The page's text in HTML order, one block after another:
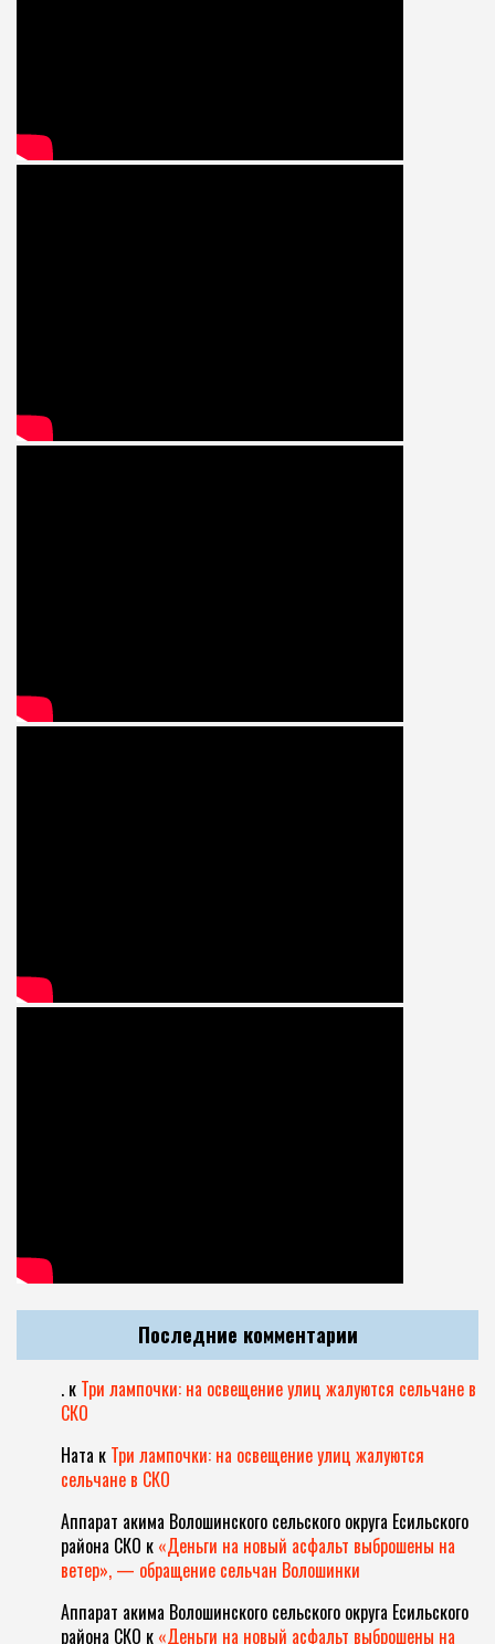
Последние комментарии
. к Три лампочки: на освещение улиц жалуются сельчане в
СКО
Ната к Три лампочки: на освещение улиц жалуются
сельчане в СКО
Аппарат акима Волошинского сельского округа Есильского
района СКО к «Деньги на новый асфальт выброшены на
ветер», — обращение сельчан Волошинки
Аппарат акима Волошинского сельского округа Есильского
района СКО к «Деньги на новый асфальт выброшены на